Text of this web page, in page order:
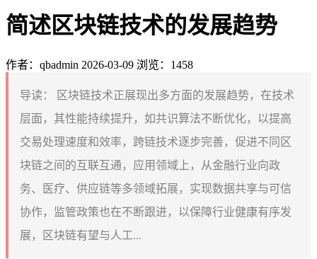
简述区块链技术的发展趋势
作者：qbadmin 2026-03-09 浏览：1458
导读：
区块链技术正展现出多方面的发展趋势，在技术
层面，其性能持续提升，如共识算法不断优化，以提高
交易处理速度和效率，跨链技术逐步完善，促进不同区
块链之间的互联互通，应用领域上，从金融行业向政
务、医疗、供应链等多领域拓展，实现数据共享与可信
协作，监管政策也在不断跟进，以保障行业健康有序发
展，区块链有望与人工...